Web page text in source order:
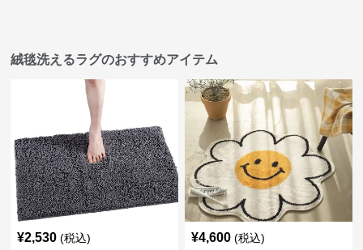
絨毯洗えるラグのおすすめアイテム
¥2,530 (税込) ¥4,600 (税込)